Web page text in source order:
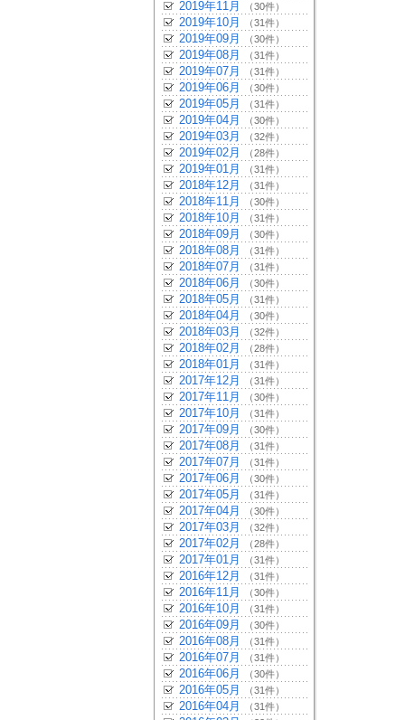
2019年11月 （30件）
2019年10月 （31件）
2019年09月 （30件）
2019年08月 （31件）
2019年07月 （31件）
2019年06月 （30件）
2019年05月 （31件）
2019年04月 （30件）
2019年03月 （32件）
2019年02月 （28件）
2019年01月 （31件）
2018年12月 （31件）
2018年11月 （30件）
2018年10月 （31件）
2018年09月 （30件）
2018年08月 （31件）
2018年07月 （31件）
2018年06月 （30件）
2018年05月 （31件）
2018年04月 （30件）
2018年03月 （32件）
2018年02月 （28件）
2018年01月 （31件）
2017年12月 （31件）
2017年11月 （30件）
2017年10月 （31件）
2017年09月 （30件）
2017年08月 （31件）
2017年07月 （31件）
2017年06月 （30件）
2017年05月 （31件）
2017年04月 （30件）
2017年03月 （32件）
2017年02月 （28件）
2017年01月 （31件）
2016年12月 （31件）
2016年11月 （30件）
2016年10月 （31件）
2016年09月 （30件）
2016年08月 （31件）
2016年07月 （31件）
2016年06月 （30件）
2016年05月 （31件）
2016年04月 （31件）